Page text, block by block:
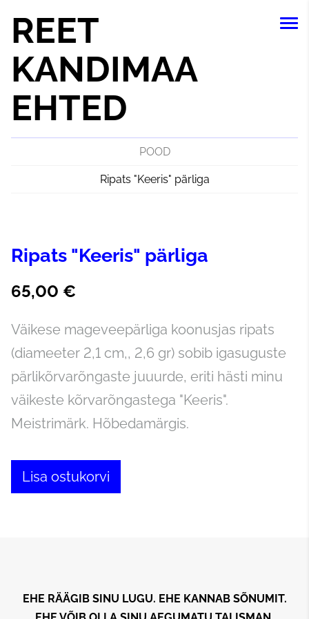
REET
KANDIMAA
EHTED
POOD
Ripats "Keeris" pärliga
Ripats "Keeris" pärliga
65,00 €
Väikese mageveepärliga koonusjas ripats
(diameeter 2,1 cm,, 2,6 gr) sobib igasuguste
pärlikõrvarõngaste juuurde, eriti hästi minu
väikeste kõrvarõngastega "Keeris".
Meistrimärk. Hõbedamärgis.
Lisa ostukorvi
EHE RÄÄGIB SINU LUGU. EHE KANNAB SÕNUMIT.